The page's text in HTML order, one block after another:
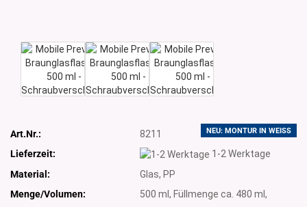
NEU: MONTUR IN WEISS
Art.Nr.:
8211
Lieferzeit:
1-2 Werktage
Material:
Glas, PP
Menge/Volumen:
500 ml, Füllmenge ca. 480 ml,